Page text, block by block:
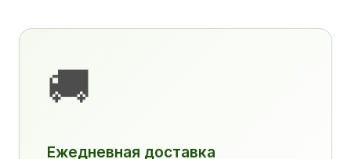
🚚
Ежедневная доставка